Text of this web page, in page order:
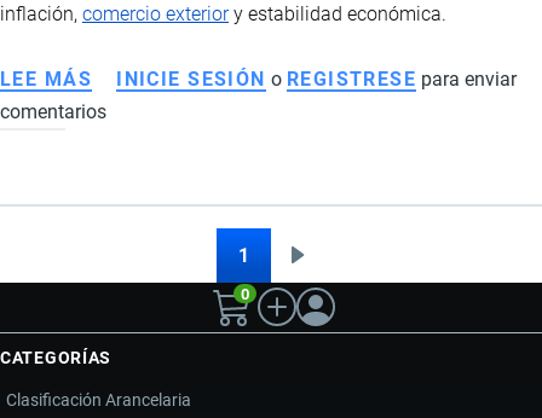
inflación, comercio exteriory estabilidad económica.
LEE MÁS SOBRE
CRISIS
TRAS
AYATOLÁ
SU
INICIE SESIÓN o REGISTRESE para enviar
comentarios
1
página
0
CATEGORÍAS
Clasificación Arancelaria